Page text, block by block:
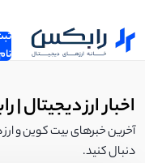
اخبار ارز دیجیتال |
آخرین خبرهای بیت کوین و ارز
دنبال کنید.